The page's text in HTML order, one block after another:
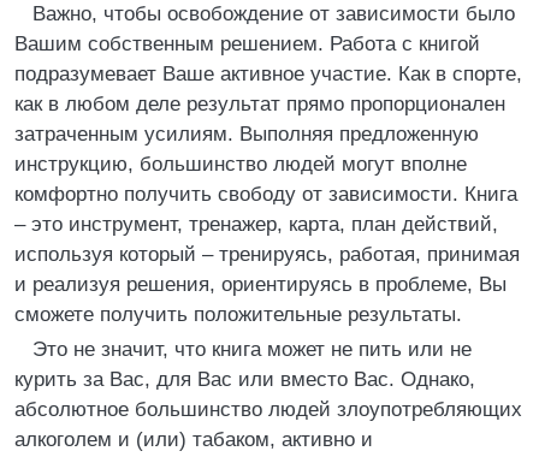
Важно, чтобы освобождение от зависимости было
Вашим собственным решением. Работа с книгой
подразумевает Ваше активное участие. Как в спорте,
как в любом деле результат прямо пропорционален
затраченным усилиям. Выполняя предложенную
инструкцию, большинство людей могут вполне
комфортно получить свободу от зависимости. Книга
– это инструмент, тренажер, карта, план действий,
используя который – тренируясь, работая, принимая
и реализуя решения, ориентируясь в проблеме, Вы
сможете получить положительные результаты.
Это не значит, что книга может не пить или не
курить за Вас, для Вас или вместо Вас. Однако,
абсолютное большинство людей злоупотребляющих
алкоголем и (или) табаком, активно и